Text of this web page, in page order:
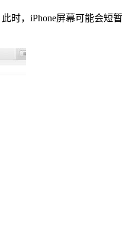
时，iPhone屏幕可能会短